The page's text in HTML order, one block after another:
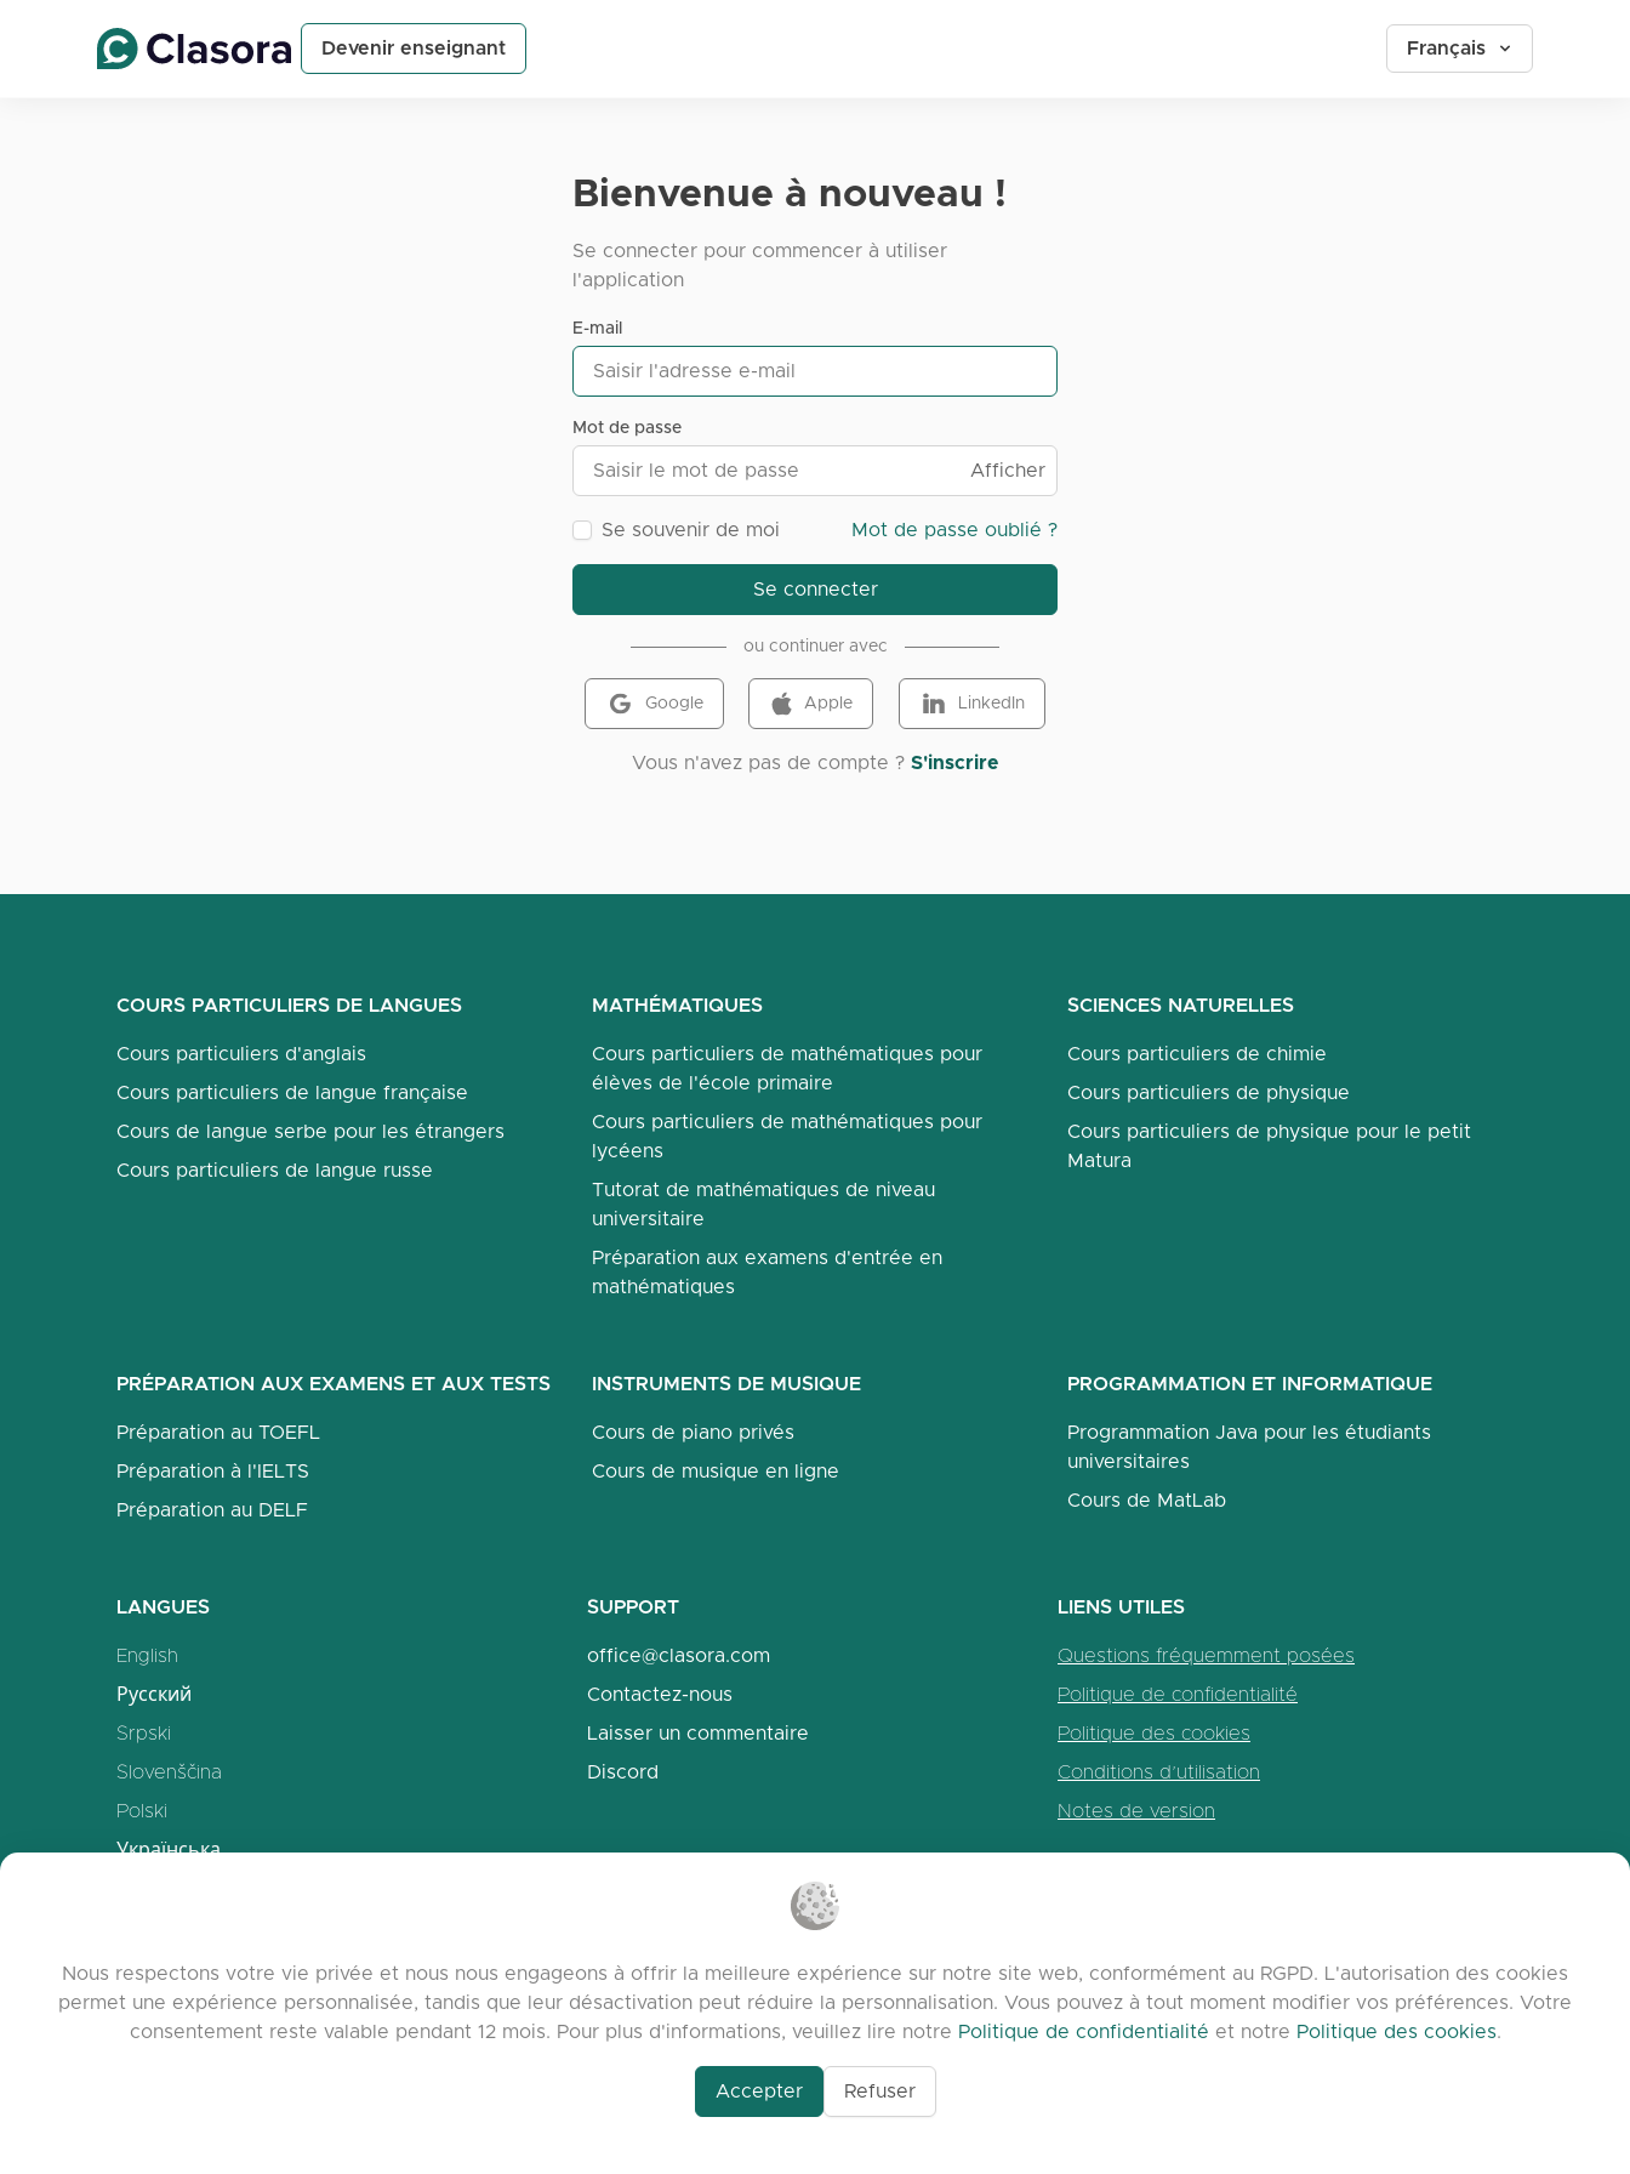
Devenir enseignant Français
Bienvenue à nouveau !
Se connecter pour commencer à utiliser
l'application
E-mail
Mot de passe
Afficher
Se souvenir de moi Mot de passe oublié ?
Se connecter
ou continuer avec
Google Apple LinkedIn
Vous n'avez pas de compte ? S'inscrire
COURS PARTICULIERS DE LANGUES
Cours particuliers d'anglais
Cours particuliers de langue française
Cours de langue serbe pour les étrangers
Cours particuliers de langue russe
MATHÉMATIQUES
Cours particuliers de mathématiques pour
élèves de l'école primaire
Cours particuliers de mathématiques pour
lycéens
Tutorat de mathématiques de niveau
universitaire
Préparation aux examens d'entrée en
mathématiques
SCIENCES NATURELLES
Cours particuliers de chimie
Cours particuliers de physique
Cours particuliers de physique pour le petit
Matura
PRÉPARATION AUX EXAMENS ET AUX TESTS
Préparation au TOEFL
Préparation à l'IELTS
Préparation au DELF
INSTRUMENTS DE MUSIQUE
Cours de piano privés
Cours de musique en ligne
PROGRAMMATION ET INFORMATIQUE
Programmation Java pour les étudiants
universitaires
Cours de MatLab
LANGUES
English
Русский
Srpski
Slovenščina
Polski
Українська
Français
中文
SUPPORT
office@clasora.com
Contactez-nous
Laisser un commentaire
Discord
LIENS UTILES
Questions fréquemment posées
Politique de confidentialité
Politique des cookies
Conditions d’utilisation
Notes de version
© 2026 clasora.com platform | Tous droits réservés | Developed by
Nous respectons votre vie privée et nous nous engageons à offrir la meilleure expérience sur notre site web, conformément au RGPD. L'autorisation des cookies
permet une expérience personnalisée, tandis que leur désactivation peut réduire la personnalisation. Vous pouvez à tout moment modifier vos préférences. Votre
consentement reste valable pendant 12 mois. Pour plus d'informations, veuillez lire notre Politique de confidentialité et notre Politique des cookies.
Accepter Refuser